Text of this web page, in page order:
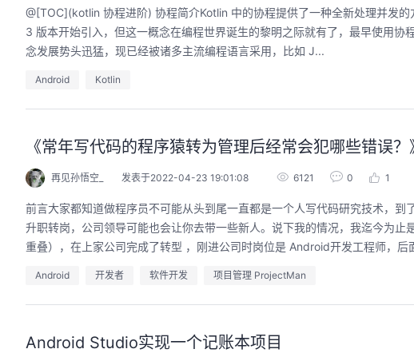
@[TOC](kotlin 协程进阶) 协程简介Kotlin 中的协程提供了一种全新处理并发
3 版本开始引入，但这一概念在编程世界诞生的黎明之际就有了，最早使用
念发展势头迅猛，现已经被诸多主流编程语言采用，比如 J...
Android Kotlin
《常年写代码的程序猿转为管理后经常会犯哪些错误？
再见孙悟空_ 发表于2022-04-23 19:01:08 6121 0 1
前言大家都知道做程序员不可能从头到尾一直都是一个人写代码研究技术，
升职转岗，公司领导可能也会让你去带一些新人。说下我的情况，我迄今为
重叠），在上家公司完成了转型 ，刚进公司时岗位是 Android开发工程师，后
Android 开发者 软件开发 项目管理 ProjectMan
Android Studio实现一个记账本项目
圈
林华鼎-华为云AI开发者运营负责人
程，只教用AI · 零代码、有产出、能带走、可炫
耀 · 每课人人动手实操
回顾中
kill市场
求，开
程。从
从代码提